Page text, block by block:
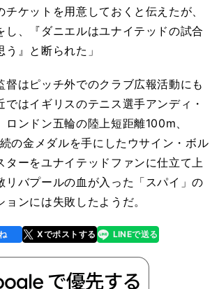
チケットを用意しておくと伝えたが、
し、『ダニエルはユナイテッドの試合
』と断られた」
はピッチ外でのクラブ広報活動にも
ではイギリスのテニス選手アンディ・
ロンドン五輪の陸上短距離100m、
の金メダルを手にしたウサイン・ボル
ターをユナイテッドファンに仕立て上
リバプールの血が入った「スパイ」の
ンには失敗したようだ。
Xでポストする
line LINEで送る